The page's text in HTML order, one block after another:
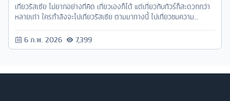
เที่ยวรัสเซีย ไม่ยากอย่างที่คิด เที่ยวเองก็ได้ แต่เที่ยวกับทัวร์ก็สะดวกกว่า
หลายเท่า ใครกำลังจะไปเที่ยวรัสเซีย ตามมาทางนี้ ไปเที่ยวชมความ
6 ก.พ. 2026 7,399